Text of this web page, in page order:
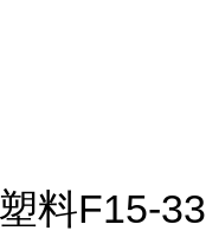
料F15-33